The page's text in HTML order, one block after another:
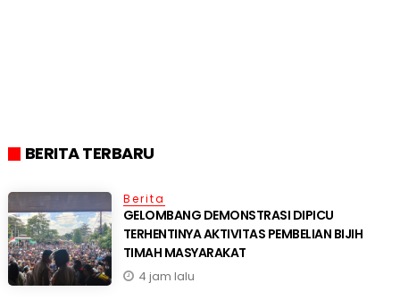
BERITA TERBARU
Berita
GELOMBANG DEMONSTRASI DIPICU
TERHENTINYA AKTIVITAS PEMBELIAN BIJIH
TIMAH MASYARAKAT
4 jam lalu